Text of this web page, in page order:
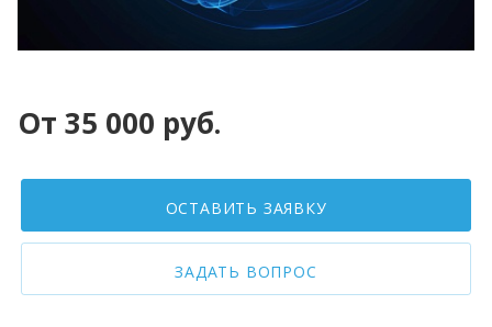
От 35 000 руб.
ОСТАВИТЬ ЗАЯВКУ
ЗАДАТЬ ВОПРОС